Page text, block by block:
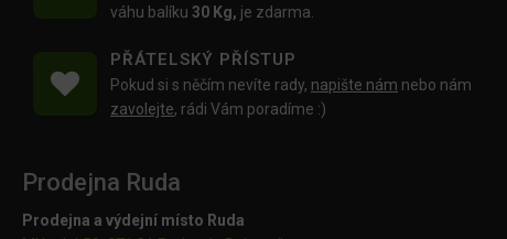
váhu balíku30 Kg, je zdarma.
PŘÁTELSKÝ PŘÍSTUP
Pokud si s něčím nevíte rady, napište nám nebo nám
zavolejte, rádi Vám poradíme :)
Prodejna Ruda
Prodejna a výdejní místo Ruda